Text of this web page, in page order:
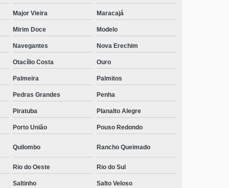
centro de dependência química Caieira
telefone de centro de dependência química Jaraguá 84
centros para dependentes químicos com psicoterapia
individual Timbó Grande
telefone de centro de recuperação dependente químico
contato de centro de recuperação dependentes
químicos Agronômica
telefone de centros para dependentes químicos com
acolhimento masculino Jardim Iririú
centro para dependente químico Estrada Nova
centro de reabilitação para dependência química
Major Vieira Maracajá
Mirim Doce Modelo
Navegantes Nova Erechim
Otacílio Costa Ouro
Palmeira Palmitos
Pedras Grandes Penha
Piratuba Planalto Alegre
Porto União Pouso Redondo
Quilombo Rancho Queimado
Rio do Oeste Rio do Sul
Saltinho Salto Veloso